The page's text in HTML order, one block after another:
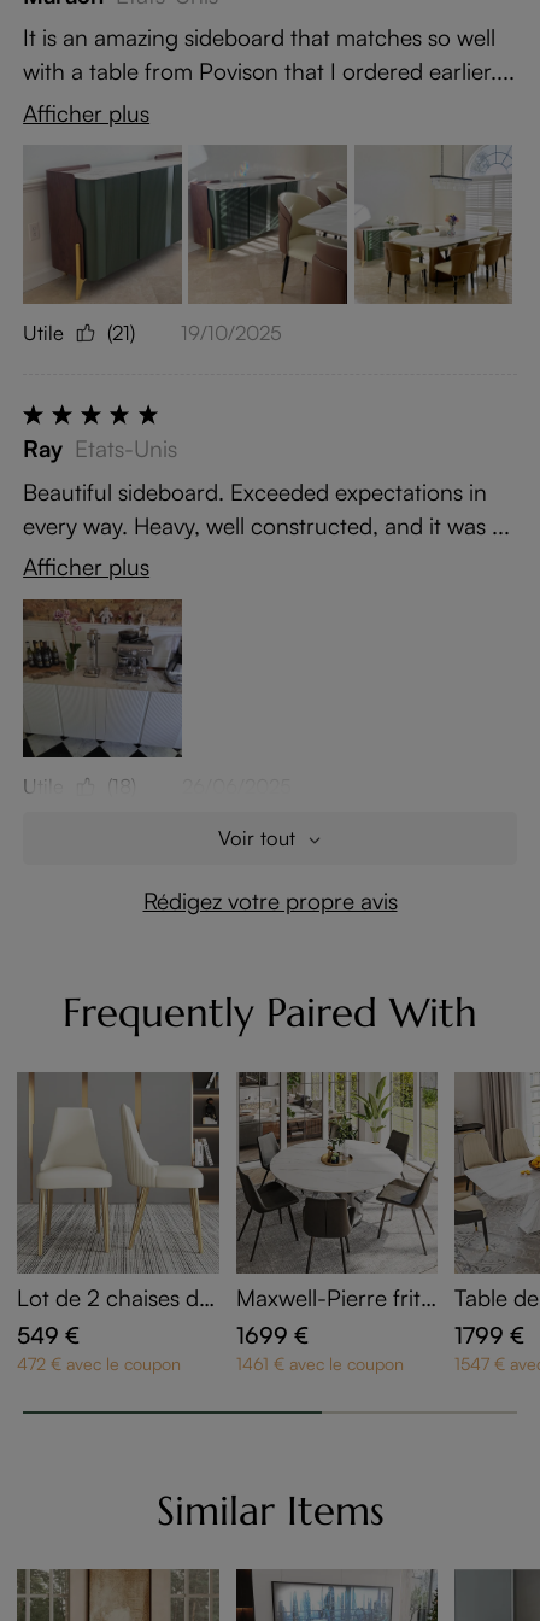
It is an amazing sideboard that matches so well
with a table from Povison that I ordered earlier....
Afficher plus
Utile (21) 19/10/2025
Ray Etats-Unis
Beautiful sideboard. Exceeded expectations in
every way. Heavy, well constructed, and it was ...
Afficher plus
Utile (18)
Voir tout
Rédigez votre propre avis
Frequently Paired With
Lot de 2 chaises de
salle à manger blan
ches en PU cuir
549 €
472 € avec le coupon
Maxwell-Pierre fritt
ée brillante Tables à
manger
1699 €
1461 € avec le coupon
Table
nger en
180 cm
1799 €
1547 €
Similar Items